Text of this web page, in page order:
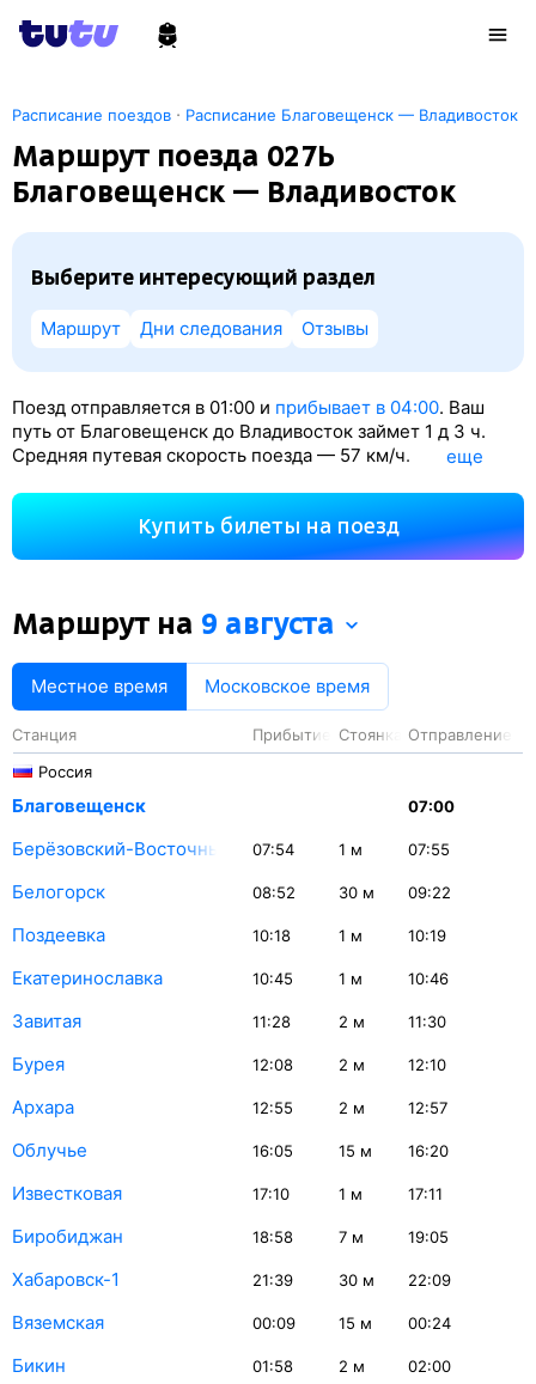
Расписание поездов · Расписание Благовещенск — Владивосток
Маршрут поезда 027Ь
Благовещенск — Владивосток
Выберите интересующий раздел
Маршрут Дни следования Отзывы
Поезд отправляется в 01:00 и прибывает в 04:00. Ваш
путь от Благовещенск до Владивосток займет 1 д 3 ч.
Средняя путевая скорость поезда — 57 км/ч.
1533 км. На этом маршруте будет 23 остановки. Самая
продолжительная стоянка поезда на станции
Белогорск — 30 минут.
eще
Купить билеты на поезд
Маршрут на 9 августа
Местное время Московское время
Станция Прибытие Стоянка
Отправление
Россия
Благовещенск 07:00
Берёзовский-Восточный 07:54 1 м 07:55
Белогорск 08:52 30 м 09:22
Поздеевка 10:18 1 м 10:19
Екатеринославка 10:45 1 м 10:46
Завитая 11:28 2 м 11:30
Бурея 12:08 2 м 12:10
Архара 12:55 2 м 12:57
Облучье 16:05 15 м 16:20
Известковая 17:10 1 м 17:11
Биробиджан 18:58 7 м 19:05
Хабаровск-1 21:39 30 м 22:09
Вяземская 00:09 15 м 00:24
Бикин 01:58 2 м 02:00